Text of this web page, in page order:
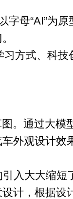
字母“AI”为
习方式、科技
。通过大模
外观设计效
入大大缩短
计，根据设